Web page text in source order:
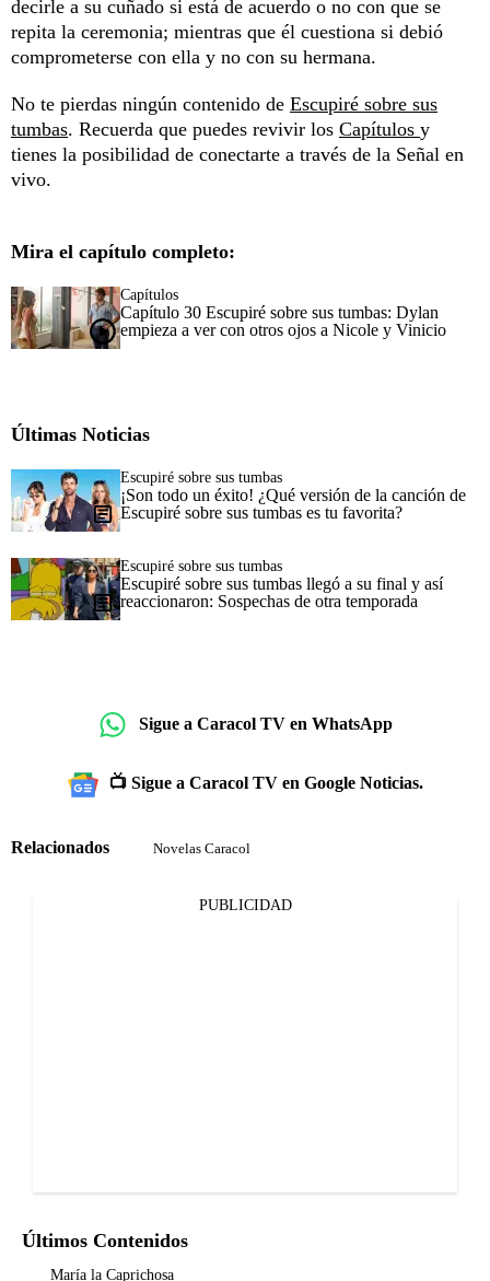
decirle a su cuñado si está de acuerdo o no con que se
repita la ceremonia; mientras que él cuestiona si debió
comprometerse con ella y no con su hermana.
No te pierdas ningún contenido de Escupiré sobre sus
tumbas. Recuerda que puedes revivir los Capítulos y
tienes la posibilidad de conectarte a través de la Señal en
vivo.
Mira el capítulo completo:
Capítulos
Capítulo 30 Escupiré sobre sus tumbas: Dylan
empieza a ver con otros ojos a Nicole y Vinicio
Últimas Noticias
Escupiré sobre sus tumbas
¡Son todo un éxito! ¿Qué versión de la canción de
Escupiré sobre sus tumbas es tu favorita?
Escupiré sobre sus tumbas
Escupiré sobre sus tumbas llegó a su final y así
reaccionaron: Sospechas de otra temporada
Sigue a Caracol TV en WhatsApp
📺 Sigue a Caracol TV en Google Noticias.
Relacionados Novelas Caracol
PUBLICIDAD
Últimos Contenidos
María la Caprichosa